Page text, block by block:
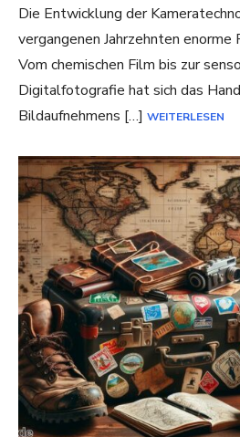
Die Entwicklung der
vergangenen Jahrzehnten
Vom chemischen Film bis zur
Digitalfotografie hat sich das
Bildaufnehmens […] WEITERLESEN